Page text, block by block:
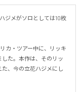
ジメがソロとしては10枚
カ・ツアー中に、リッキ
た。本作は、そのリッ
、今の立花ハジメにし